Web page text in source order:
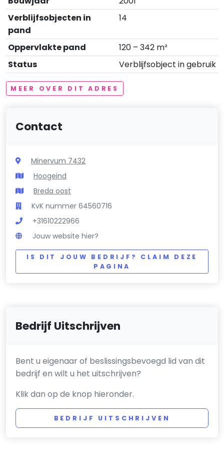
Verblijfsobjecten in
pand
14
Oppervlakte pand
120 – 342 m²
Status
Verblijfsobject in gebruik
MEER OVER DIT ADRES
Contact
Minervum 7432
Hoogeind
Breda oost
KvK nummer 64560716
+31610222966
Jouw website hier?
IS DIT JOUW BEDRIJF? CLAIM DEZE
PAGINA
Bedrijf Uitschrijven
Bent u eigenaar of beslissingsbevoegd lid van dit
bedrijf en wilt u het uitschrijven?
Klik dan op de knop hieronder.
BEDRIJF UITSCHRIJVEN